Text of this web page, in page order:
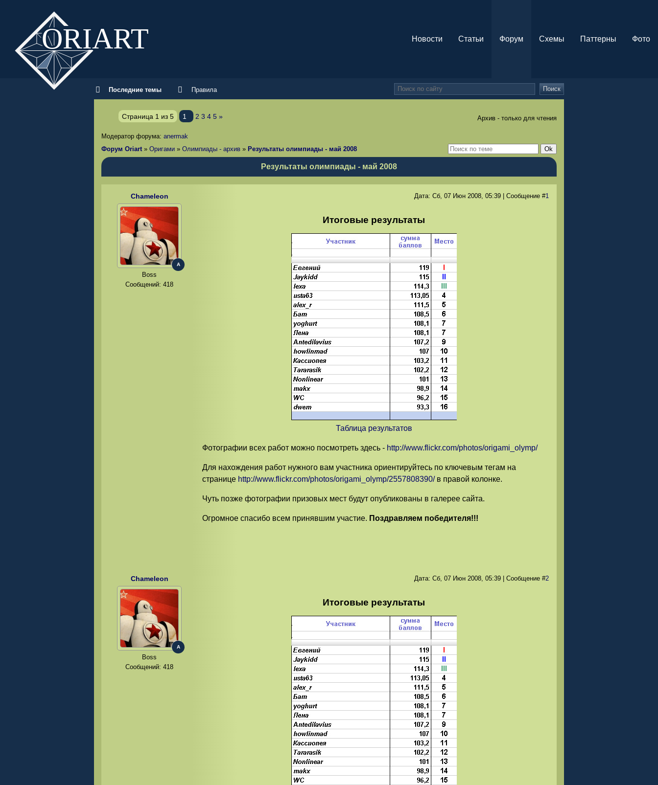
ORIART Новости Статьи Форум Схемы Паттерны Фото
Последние темы Правила Поиск
Страница 1 из 5 1 2 3 4 5 » Архив - только для чтения
Модератор форума: anermak
Форум Oriart » Оригами » Олимпиады - архив » Результаты олимпиады - май 2008
Результаты олимпиады - май 2008
Chameleon
A
Boss
Сообщений:418
Дата: Сб, 07 Июн 2008, 05:39| Сообщение #1
Итоговые результаты
Таблица результатов
Фотографии всех работ можно посмотреть здесь - http://www.flickr.com/photos/origami_olymp/
Для нахождения работ нужного вам участника ориентируйтесь по ключевым тегам на
странице http://www.flickr.com/photos/origami_olymp/2557808390/в правой колонке.
Чуть позже фотографии призовых мест будут опубликованы в галерее сайта.
Огромное спасибо всем принявшим участие. Поздравляем победителя!!!
Chameleon
A
Boss
Сообщений:418
Дата: Сб, 07 Июн 2008, 05:39| Сообщение #2
Итоговые результаты